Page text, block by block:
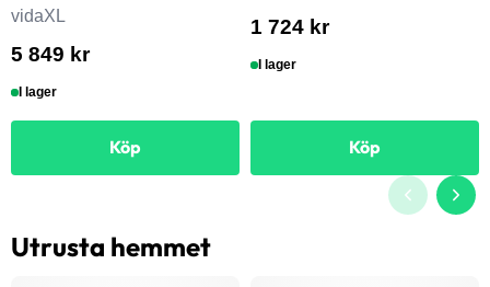
vidaXL
5 849 kr
I lager
Köp
1 724 kr
I lager
Köp
Utrusta hemmet